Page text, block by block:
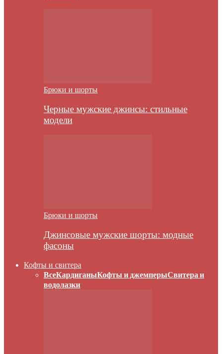
Брюки и шорты
Черные мужские джинсы: стильные
модели
Брюки и шорты
Джинсовые мужские шорты: модные
фасоны
Кофты и свитера
ВсеКардиганыКофты и джемперыСвитера и
водолазки